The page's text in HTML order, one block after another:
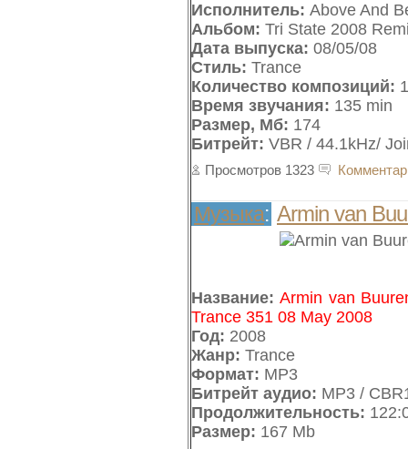
Исполнитель: Above And
Альбом: Tri State 2008
Дата выпуска: 08/05/08
Стиль: Trance
Количество композиций:
Время звучания: 135 min
Размер, Мб: 174
Битрейт: VBR / 44.1kHz/
Просмотров 1323
Музыка: Armin van
Название:Armin van
Trance 351 08 May 2008
Год: 2008
Жанр: Trance
Формат: MP3
Битрейт аудио: MP3 /
Продолжительность:
Размер: 167 Mb